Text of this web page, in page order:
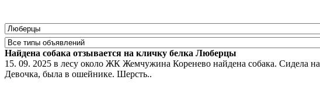
Найдена собака отзывается на кличку белка Люберцы
15. 09. 2025 в лесу около ЖК Жемчужина Коренево найдена собака. Сидела
Девочка, была в ошейнике. Шерсть..